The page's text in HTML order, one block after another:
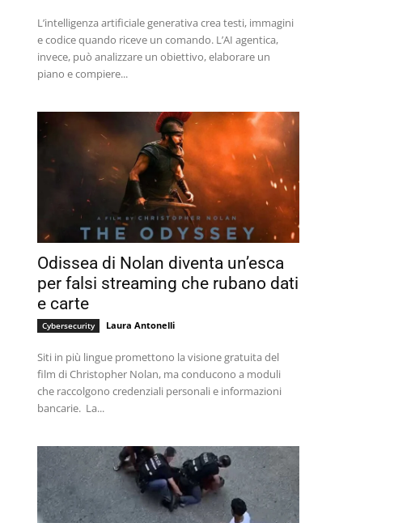
L’intelligenza artificiale generativa crea testi, immagini
e codice quando riceve un comando. L’AI agentica,
invece, può analizzare un obiettivo, elaborare un
piano e compiere...
Odissea di Nolan diventa un’esca
per falsi streaming che rubano dati
e carte
Cybersecurity Laura Antonelli
Siti in più lingue promettono la visione gratuita del
film di Christopher Nolan, ma conducono a moduli
che raccolgono credenziali personali e informazioni
bancarie. La...